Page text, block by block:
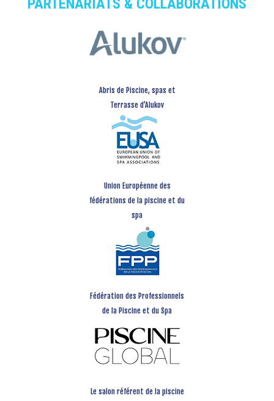
PARTENARIATS & COLLABORATIONS
Abris de Piscine, spas et
Terrasse d’Alukov
Union Européenne des
fédérations de la piscine et du
spa
Fédération des Professionnels
de la Piscine et du Spa
Le salon référent de la piscine